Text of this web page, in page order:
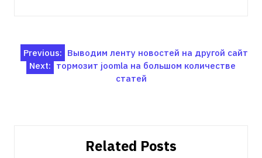
Навигация
по
Previous: Выводим ленту новостей на другой сайт
Next: тормозит joomla на большом количестве
статей
Related Posts